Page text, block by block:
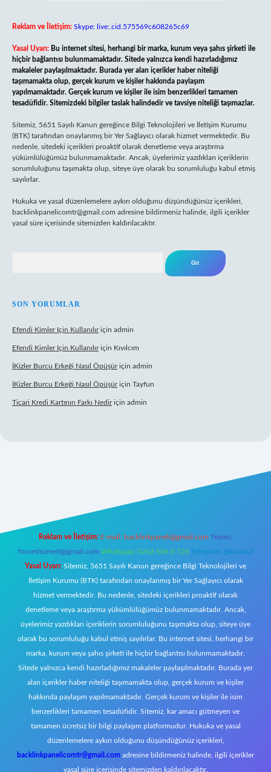
Reklam ve İletişim: Skype: live:.cid.575569c608265c69
Yasal Uyarı: Bu internet sitesi, herhangi bir marka, kurum veya şahıs şirketi ile
hiçbir bağlantısı bulunmamaktadır. Sitede yalnızca kendi hazırladığımız
makaleler paylaşılmaktadır. Burada yer alan içerikler haber niteliği
taşımamakta olup, gerçek kurum ve kişiler hakkında paylaşım
yapılmamaktadır. Gerçek kurum ve kişiler ile isim benzerlikleri tamamen
tesadüfidir. Sitemizdeki bilgiler taslak halindedir ve tavsiye niteliği taşımazlar.
Sitemiz, 5651 Sayılı Kanun gereğince Bilgi Teknolojileri ve İletişim Kurumu
(BTK) tarafından onaylanmış bir Yer Sağlayıcı olarak hizmet vermektedir. Bu
nedenle, sitedeki içerikleri proaktif olarak denetleme veya araştırma
yükümlülüğümüz bulunmamaktadır. Ancak, üyelerimiz yazdıkları içeriklerin
sorumluluğunu taşımakta olup, siteye üye olarak bu sorumluluğu kabul etmiş
sayılırlar.
Hukuka ve yasal düzenlemelere aykırı olduğunu düşündüğünüz içerikleri,
backlinkpanelicomtr@gmail.com adresine bildirmeniz halinde, ilgili içerikler
yasal süre içerisinde sitemizden kaldırılacaktır.
SON YORUMLAR
Efendi Kimler Için Kullanılıriçin admin
Efendi Kimler Için Kullanılıriçin Kıvılcım
İKizler Burcu Erkeği Nasıl Öpüşüriçin admin
İKizler Burcu Erkeği Nasıl Öpüşüriçin Tayfun
Ticari Kredi Kartının Farkı Nediriçin admin
Reklam ve İletişim: E-mail: backlinkpaneli@gmail.com Teams:
forumhizmeti@gmail.com Whatsapp: 0262 606 0 726 Telegram: @karabul
Yasal Uyarı: Sitemiz, 5651 Sayılı Kanun gereğince Bilgi Teknolojileri ve
İletişim Kurumu (BTK) tarafından onaylanmış bir Yer Sağlayıcı olarak
hizmet vermektedir. Bu nedenle, sitedeki içerikleri proaktif olarak
denetleme veya araştırma yükümlülüğümüz bulunmamaktadır. Ancak,
üyelerimiz yazdıkları içeriklerin sorumluluğunu taşımakta olup, siteye üye
olarak bu sorumluluğu kabul etmiş sayılırlar. Bu internet sitesi, herhangi bir
marka, kurum veya şahıs şirketi ile hiçbir bağlantısı bulunmamaktadır.
Sitede yalnızca kendi hazırladığımız makaleler paylaşılmaktadır. Burada yer
alan içerikler haber niteliği taşımamakta olup, gerçek kurum ve kişiler
hakkında paylaşım yapılmamaktadır. Gerçek kurum ve kişiler ile isim
benzerlikleri tamamen tesadüfidir. Sitemiz, kar amacı gütmeyen ve
tamamen ücretsiz bir bilgi paylaşım platformudur. Hukuka ve yasal
düzenlemelere aykırı olduğunu düşündüğünüz içerikleri,
backlinkpanelicomtr@gmail.com adresine bildirmeniz halinde, ilgili içerikler
yasal süre içerisinde sitemizden kaldırılacaktır.